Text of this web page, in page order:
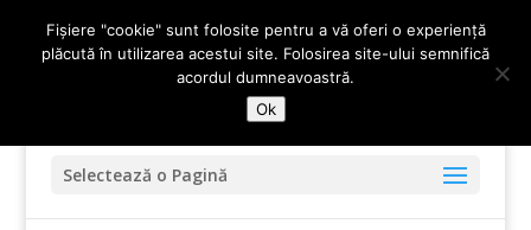
Selectează o Pagină
Fișiere "cookie" sunt folosite pentru a vă oferi o experiență
plăcută în utilizarea acestui site. Folosirea site-ului semnifică
acordul dumneavoastră.
Ok